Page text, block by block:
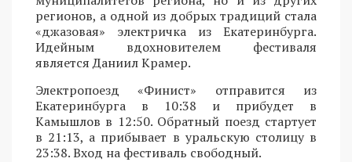
регионов, а одной из добрых традиций стала
«джазовая» электричка из Екатеринбурга.
Идейным вдохновителем фестиваля
является Даниил Крамер.
Электропоезд «Финист» отправится из
Екатеринбурга в 10:38 и прибудет в
Камышлов в 12:50. Обратный поезд стартует
в 21:13, а прибывает в уральскую столицу в
23:38. Вход на фестиваль свободный.